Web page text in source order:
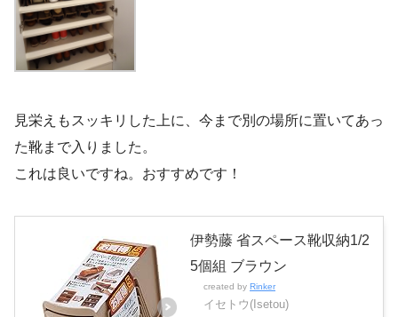
見栄えもスッキリした上に、今まで別の場所に置いてあっ
た靴まで入りました。
これは良いですね。おすすめです！
伊勢藤 省スペース靴収納1/2
5個組 ブラウン
created by Rinker
イセトウ(Isetou)